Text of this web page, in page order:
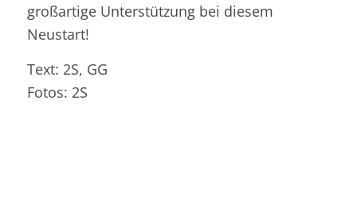
großartige Unterstützung bei diesem
Neustart!
Text: 2S, GG
Fotos: 2S